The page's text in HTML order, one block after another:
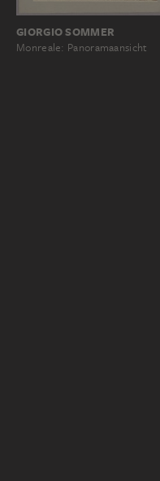
GIORGIO SOMMER
Monreale: Panoramaansicht